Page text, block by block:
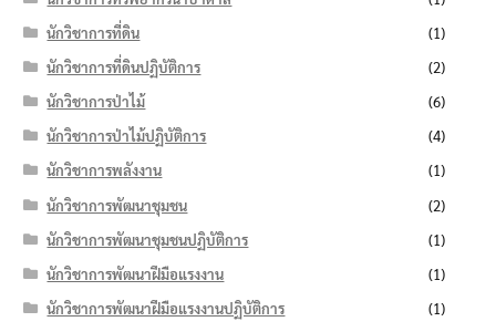
นักวิชาการที่ดิน
(1)
นักวิชาการที่ดินปฏิบัติการ
(2)
นักวิชาการป่าไม้
(6)
นักวิชาการป่าไม้ปฏิบัติการ
(4)
นักวิชาการพลังงาน
(1)
นักวิชาการพัฒนาชุมชน
(2)
นักวิชาการพัฒนาชุมชนปฏิบัติการ
(1)
นักวิชาการพัฒนาฝีมือแรงงาน
(1)
นักวิชาการพัฒนาฝีมือแรงงานปฏิบัติการ
(1)